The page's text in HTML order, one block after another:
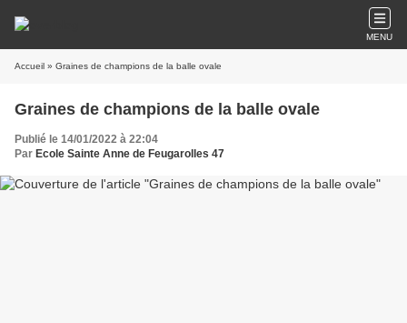
MENU
Accueil » Graines de champions de la balle ovale
Graines de champions de la balle ovale
Publié le 14/01/2022 à 22:04
Par Ecole Sainte Anne de Feugarolles 47